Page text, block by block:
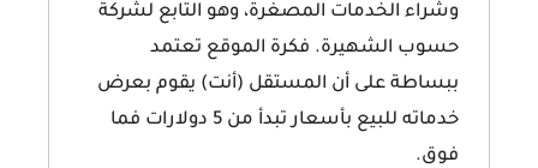
وشراء الخدمات المصغرة، وهو التابع لشركة
حسوب الشهيرة. فكرة الموقع تعتمد
ببساطة على أن المستقل (أنت) يقوم بعرض
خدماته للبيع بأسعار تبدأ من 5 دولارات فما
فوق.